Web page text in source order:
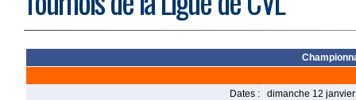
Dates :
dimanche 12